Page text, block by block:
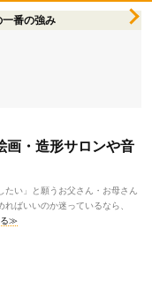
一番の強み
画・造形サロンや音
い」と願うお父さん・お母さん
ばいいのか迷っているなら、
る≫